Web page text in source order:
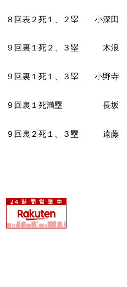
８回表２死１、２塁 小
９回裏１死２、３塁 木
９回裏１死１、３塁 小
９回裏１死満塁 長坂
９回裏２死１、３塁 遠